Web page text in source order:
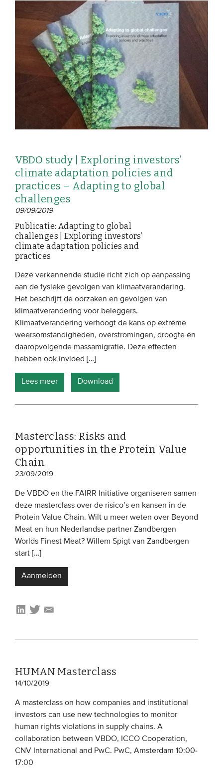
VBDO study | Exploring investors’
climate adaptation policies and
practices – Adapting to global
challenges
09/09/2019
Publicatie: Adapting to global
challenges | Exploring investors’
climate adaptation policies and
practices
Deze verkennende studie richt zich op aanpassing
aan de fysieke gevolgen van klimaatverandering.
Het beschrijft de oorzaken en gevolgen van
klimaatverandering voor beleggers.
Klimaatverandering verhoogt de kans op extreme
weersomstandigheden, overstromingen, droogte en
daaropvolgende massamigratie. Deze effecten
hebben ook invloed […]
Lees meer Download
Masterclass: Risks and
opportunities in the Protein Value
Chain
23/09/2019
De VBDO en the FAIRR Initiative organiseren samen
deze masterclass over de risico’s en kansen in de
Protein Value Chain. Wilt u meer weten over Beyond
Meat en hun Nederlandse partner Zandbergen
Worlds Finest Meat? Willem Spigt van Zandbergen
start […]
Aanmelden
HUMAN Masterclass
14/10/2019
A masterclass on how companies and institutional
investors can use new technologies to monitor
human rights violations in supply chains. A
collaboration between VBDO, ICCO Cooperation,
CNV International and PwC. PwC, Amsterdam 10:00-
17:00